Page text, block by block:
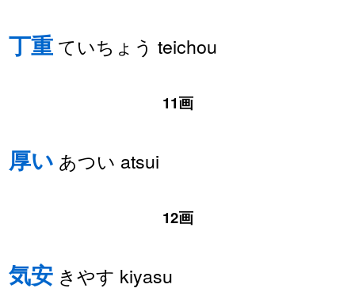
丁重 ていちょう teichou
11画
厚い あつい atsui
12画
気安 きやす kiyasu